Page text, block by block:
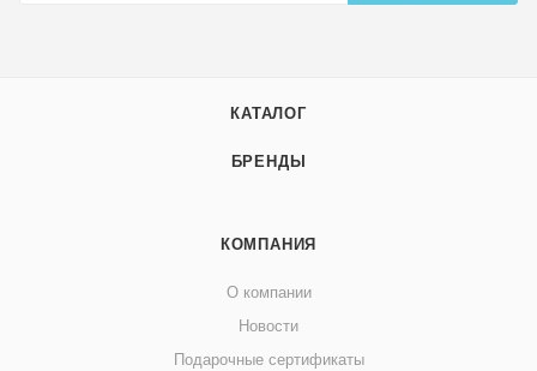
КАТАЛОГ
БРЕНДЫ
КОМПАНИЯ
О компании
Новости
Подарочные сертификаты